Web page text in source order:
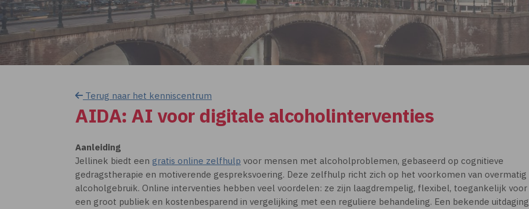
Terug naar het kenniscentrum
AIDA: AI voor digitale alcoholinterventies
Aanleiding
Jellinek biedt een gratis online zelfhulp voor mensen met alcoholproblemen, gebaseerd op cognitieve
gedragstherapie en motiverende gespreksvoering. Deze zelfhulp richt zich op het voorkomen van overmatig
alcoholgebruik. Online interventies hebben veel voordelen: ze zijn laagdrempelig, flexibel, toegankelijk voor
een groot publiek en kostenbesparend in vergelijking met een reguliere behandeling. Een bekende uitdaging